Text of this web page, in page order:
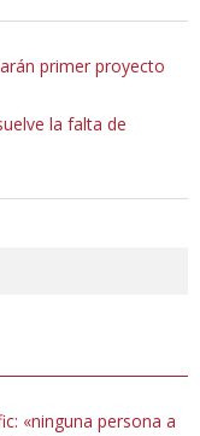
primer proyecto
la falta de
«ninguna persona a